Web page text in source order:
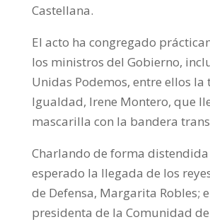
Castellana.
El acto ha congregado
los ministros del Gobierno,
Unidas Podemos, entre ellos
Igualdad, Irene Montero, que
mascarilla con la bandera
Charlando de forma
esperado la llegada de los
de Defensa, Margarita Robles;
presidenta de la Comunidad